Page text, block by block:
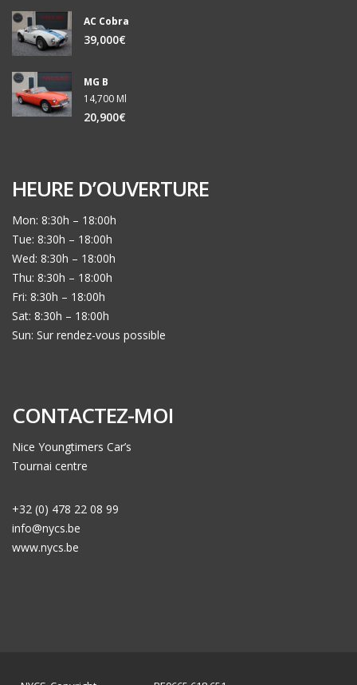
AC Cobra
39,000€
MG B
14,700 Ml
20,900€
HEURE D’OUVERTURE
Mon: 8:30h – 18:00h
Tue: 8:30h – 18:00h
Wed: 8:30h – 18:00h
Thu: 8:30h – 18:00h
Fri: 8:30h – 18:00h
Sat: 8:30h – 18:00h
Sun: Sur rendez-vous possible
CONTACTEZ-MOI
Nice Youngtimers Car’s
Tournai centre
+32 (0) 478 22 08 99
info@nycs.be
www.nycs.be